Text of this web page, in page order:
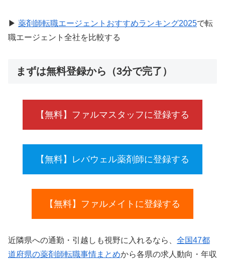
▶ 薬剤師転職エージェントおすすめランキング2025で転
職エージェント全社を比較する
まずは無料登録から（3分で完了）
【無料】ファルマスタッフに登録する
【無料】レバウェル薬剤師に登録する
【無料】ファルメイトに登録する
近隣県への通勤・引越しも視野に入れるなら、 全国47都
道府県の薬剤師転職事情まとめから各県の求人動向・年収